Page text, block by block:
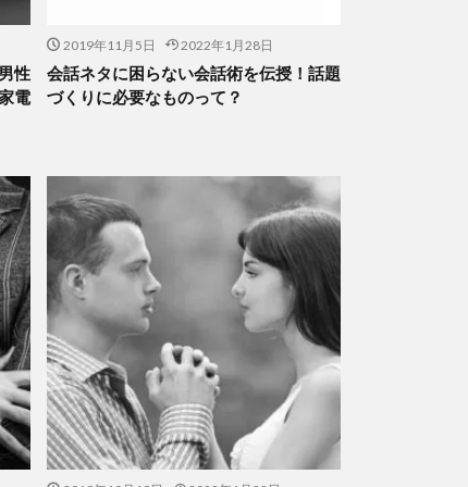
性
電
2019年11月5日 2022年1月28日
会話ネタに困らない会話術を伝授！話題
づくりに必要なものって？